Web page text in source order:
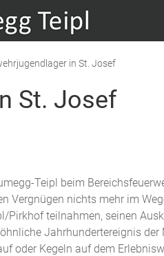
in St. Josef
St. Josef
Teipl beim
Vergnügen nichts mehr im
teilnahmen, seinen
Jahrhundertereignis
oder Kegeln auf dem